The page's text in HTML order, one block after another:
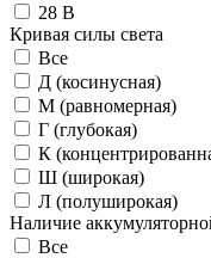
28 В
Кривая силы света
Все
Д (косинусная)
М (равномерная)
Г (глубокая)
К
Ш (широкая)
Л (полуширокая)
Наличие
Все